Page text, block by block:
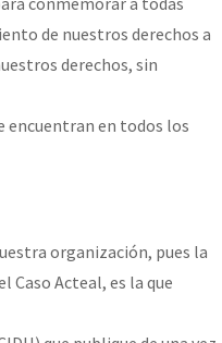
de nuestros derechos a
derechos, sin
encuentran en todos los
organización, pues la
Caso Acteal, es la que